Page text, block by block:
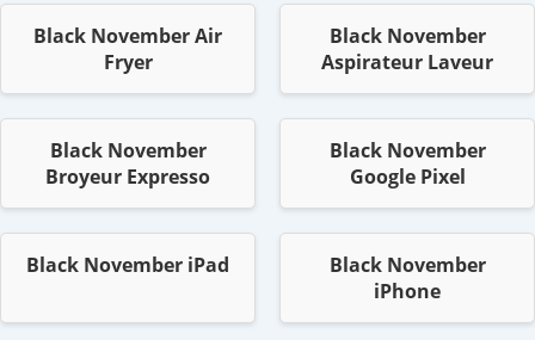
Black November Air
Fryer
Black November
Aspirateur Laveur
Black November
Broyeur Expresso
Black November
Google Pixel
Black November iPad
Black November
iPhone